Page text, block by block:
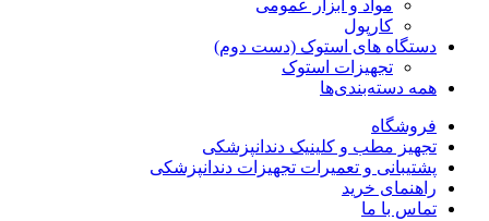
مواد و ابزار عمومی
کارپول
دستگاه های استوک (دست دوم)
تجهیزات استوک
همه دسته‌بندی‌ها
فروشگاه
تجهیز مطب و کلینیک دندانپزشکی
پشتیبانی و تعمیرات تجهیزات دندانپزشکی
راهنمای خرید
تماس با ما